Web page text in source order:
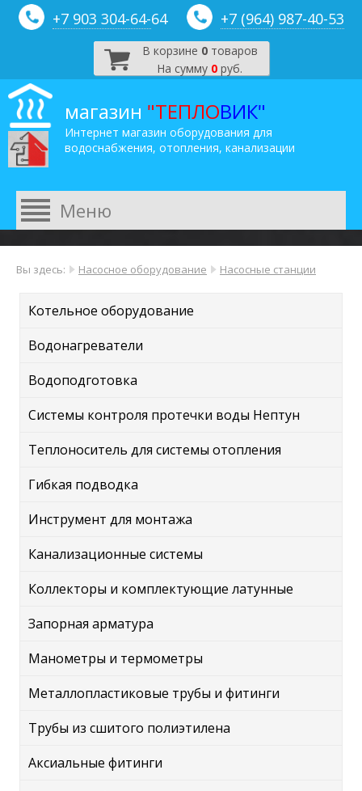
+7 903 304-64-64 +7 (964) 987-40-53
В корзине 0товаров
На сумму 0 руб.
магазин "ТЕПЛОВИК"
Интернет магазин оборудования для
водоснабжения, отопления, канализации
Вы здесь: Насосное оборудование Насосные станции
Котельное оборудование
Водонагреватели
Водоподготовка
Системы контроля протечки воды Нептун
Теплоноситель для системы отопления
Гибкая подводка
Инструмент для монтажа
Канализационные системы
Коллекторы и комплектующие латунные
Запорная арматура
Манометры и термометры
Металлопластиковые трубы и фитинги
Трубы из сшитого полиэтилена
Аксиальные фитинги